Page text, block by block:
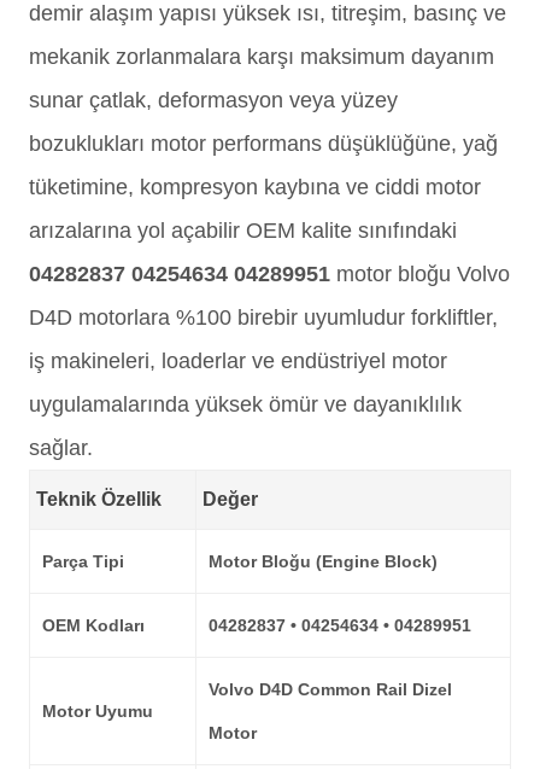
demir alaşım yapısı yüksek ısı, titreşim, basınç ve
mekanik zorlanmalara karşı maksimum dayanım
sunar çatlak, deformasyon veya yüzey
bozuklukları motor performans düşüklüğüne, yağ
tüketimine, kompresyon kaybına ve ciddi motor
arızalarına yol açabilir OEM kalite sınıfındaki
04282837 04254634 04289951 motor bloğu Volvo
D4D motorlara %100 birebir uyumludur forkliftler,
iş makineleri, loaderlar ve endüstriyel motor
uygulamalarında yüksek ömür ve dayanıklılık
sağlar.
Teknik Özellik Değer
Parça Tipi Motor Bloğu (Engine Block)
OEM Kodları 04282837 • 04254634 • 04289951
Motor Uyumu
Volvo D4D Common Rail Dizel
Motor